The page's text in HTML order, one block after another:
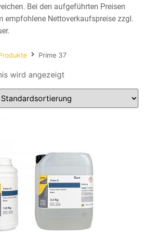
Bei den aufgeführten Preisen
empfohlene Nettoverkaufspreise zzgl.
Prime 37
wird angezeigt